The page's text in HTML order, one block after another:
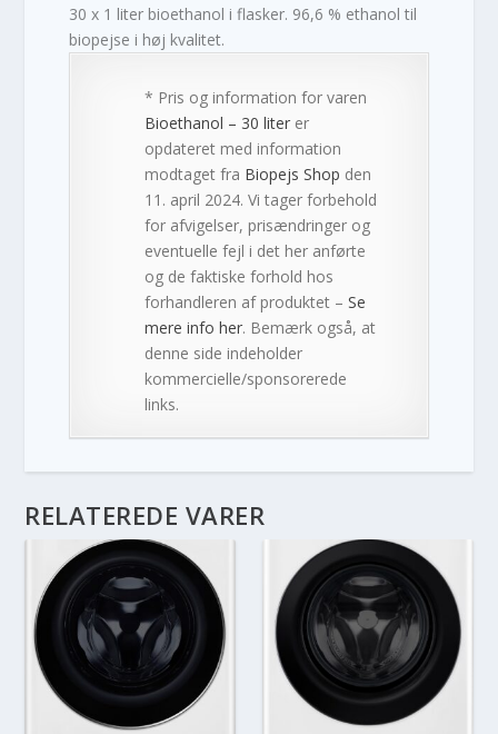
30 x 1 liter bioethanol i flasker. 96,6 % ethanol til
biopejse i høj kvalitet.
* Pris og information for varen
Bioethanol – 30 liter er
opdateret med information
modtaget fra Biopejs Shop den
11. april 2024. Vi tager forbehold
for afvigelser, prisændringer og
eventuelle fejl i det her anførte
og de faktiske forhold hos
forhandleren af produktet –Se
mere info her. Bemærk også, at
denne side indeholder
kommercielle/sponsorerede
links.
RELATEREDE VARER